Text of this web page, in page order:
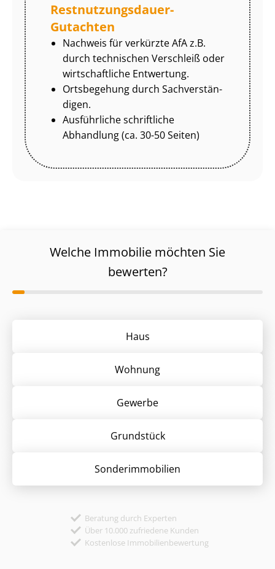
Rest­nut­zungs­dau­er-
Gutachten
Nachweis für verkürzte AfA z.B.
durch technischen Verschleiß oder
wirtschaftliche Entwertung.
Ortsbegehung durch Sach­ver­stän­
di­gen.
Ausführliche schriftliche
Abhandlung (ca. 30-50 Seiten)
Welche Immobilie möchten Sie
bewerten?
Haus
Wohnung
Gewerbe
Grund­stück
Sonder­immobilien
Beratung durch Experten
Über 10.000 zufriedene Kunden
Kostenlose Immobilienbewertung